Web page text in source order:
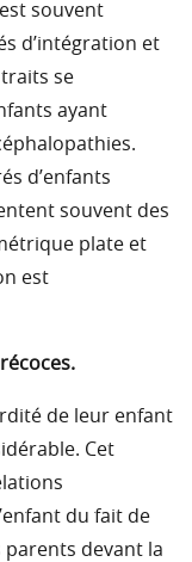
souvent
d’intégration et
traits se
ayant
d’enfants
souvent des
plate et
est
de leur enfant
Cet
du fait de
parents devant la